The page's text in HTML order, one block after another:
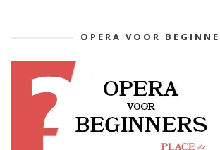
OPERA VOOR